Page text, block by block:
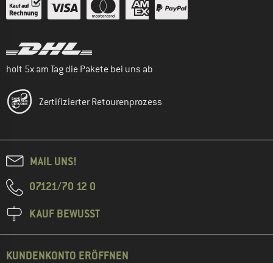
holt 5x am Tag die Pakete bei uns ab
Zertifizierter Retourenprozess
MAIL UNS!
07121/70 12 0
KAUF BEWUSST
KUNDENKONTO ERÖFFNEN